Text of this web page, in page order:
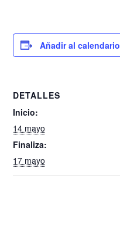
Añadir al calendario
DETALLES
Inicio:
14 mayo
Finaliza:
17 mayo